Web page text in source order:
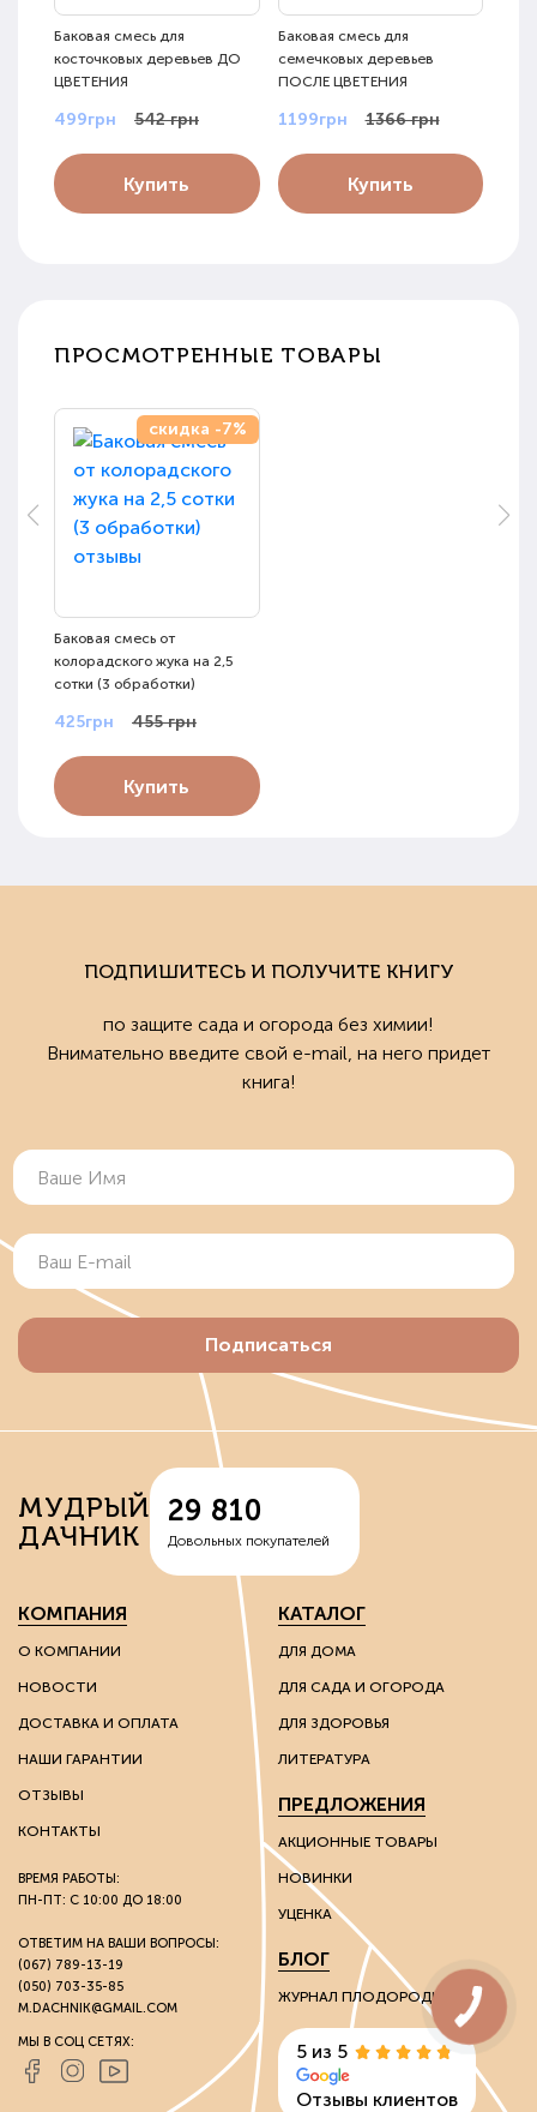
Баковая смесь для
косточковых деревьев ДО
ЦВЕТЕНИЯ
499грн 542 грн
Купить
Баковая смесь для
семечковых деревьев
ПОСЛЕ ЦВЕТЕНИЯ
1199грн 1366 грн
Купить
ПРОСМОТРЕННЫЕ ТОВАРЫ
скидка -7%
Баковая смесь от
колорадского жука на 2,5
сотки (3 обработки)
425грн 455 грн
Купить
ПОДПИШИТЕСЬ И ПОЛУЧИТЕ КНИГУ
по защите сада и огорода без химии!
Внимательно введите свой e-mail, на него придет
книга!
Подписаться
МУДРЫЙ
ДАЧНИК
29 810
Довольных покупателей
КОМПАНИЯ
О КОМПАНИИ
НОВОСТИ
ДОСТАВКА И ОПЛАТА
НАШИ ГАРАНТИИ
ОТЗЫВЫ
КОНТАКТЫ
ВРЕМЯ РАБОТЫ:
ПН-ПТ: С 10:00 ДО 18:00
ОТВЕТИМ НА ВАШИ ВОПРОСЫ:
(067) 789-13-19
(050) 703-35-85
M.DACHNIK@GMAIL.COM
МЫ В СОЦ СЕТЯХ:
КАТАЛОГ
ДЛЯ ДОМА
ДЛЯ САДА И ОГОРОДА
ДЛЯ ЗДОРОВЬЯ
ЛИТЕРАТУРА
ПРЕДЛОЖЕНИЯ
АКЦИОННЫЕ ТОВАРЫ
НОВИНКИ
УЦЕНКА
БЛОГ
ЖУРНАЛ ПЛОДОРОДИЯ
5 из 5
Отзывы клиентов